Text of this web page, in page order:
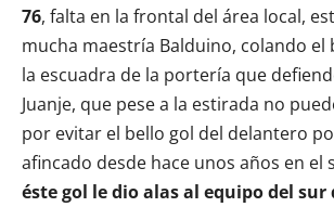
76, falta en la frontal del área local,
mucha maestría Balduino, colando el
la escuadra de la portería que
Juanje, que pese a la estirada no
por evitar el bello gol del delantero
afincado desde hace unos años en el
éste gol le dio alas al equipo del sur